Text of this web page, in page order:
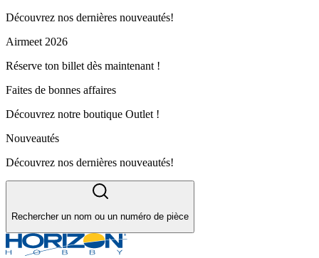
Découvrez nos dernières nouveautés!
Airmeet 2026
Réserve ton billet dès maintenant !
Faites de bonnes affaires
Découvrez notre boutique Outlet !
Nouveautés
Découvrez nos dernières nouveautés!
Rechercher un nom ou un numéro de pièce